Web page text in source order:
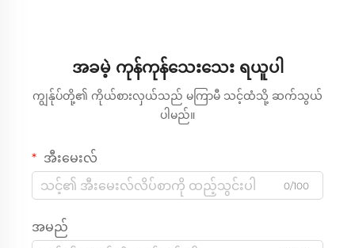
အခမဲ့ ကုန်ကုန်သေးသေး ရယူပါ
ကျွန်ုပ်တို့၏ ကိုယ်စားလှယ်သည် မကြာမီ သင့်ထံသို့ ဆက်သွယ်
ပါမည်။
အီးမေးလ်
0/100
အမည်